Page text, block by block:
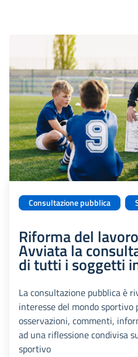
Consultazione pubblica
Riforma del
Avviata la
di tutti i soggetti
La consultazione pubblica è
interesse del mondo sportivo
osservazioni, commenti,
ad una riflessione condivisa
sportivo